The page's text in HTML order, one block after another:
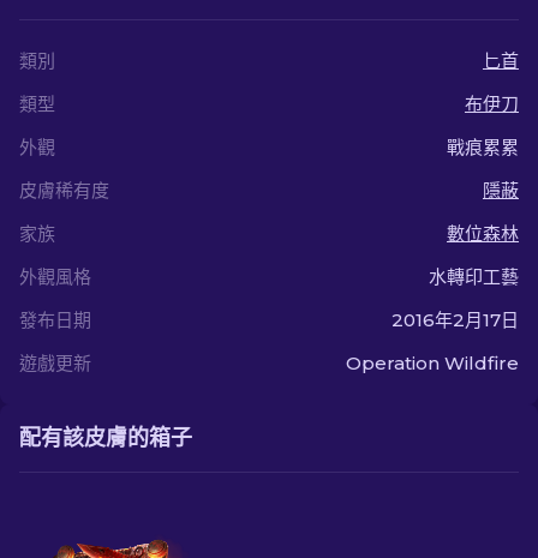
類別
匕首
類型
布伊刀
外觀
戰痕累累
皮膚稀有度
隱蔽
家族
數位森林
外觀風格
水轉印工藝
發布日期
2016年2月17日
遊戲更新
Operation Wildfire
配有該皮膚的箱子